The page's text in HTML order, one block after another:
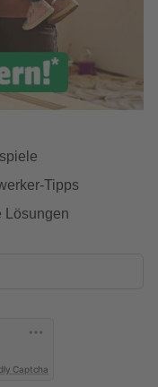
Tipps
Lösungen
Captcha